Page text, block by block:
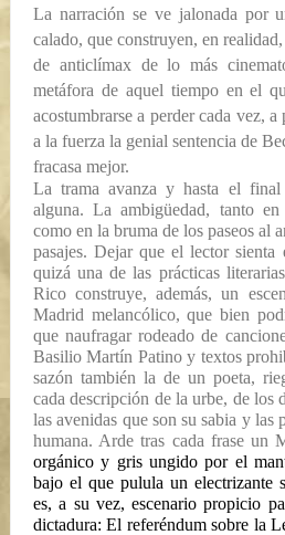
La narración se ve jalonada por
calado, que construyen, en
de anticlímax de lo más
metáfora de aquel tiempo en el
acostumbrarse a perder cada vez,
a la fuerza la genial sentencia de
fracasa mejor.
La trama avanza y hasta el final
alguna. La ambigüedad, tanto
como en la bruma de los paseos al
pasajes. Dejar que el lector
quizá una de las prácticas
Rico construye, además, un
Madrid melancólico, que bien
que naufragar rodeado de
Basilio Martín Patino y textos
sazón también la de un poeta,
cada descripción de la urbe, de los
las avenidas que son su sabia y las
humana. Arde tras cada frase un
orgánico y gris ungido por el
bajo el que pulula un electrizante
es, a su vez, escenario propicio
dictadura: El referéndum sobre la